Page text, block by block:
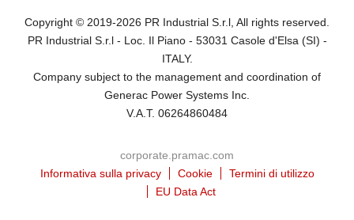
Copyright © 2019-2026 PR Industrial S.r.l, All rights reserved.
PR Industrial S.r.l - Loc. Il Piano - 53031 Casole d'Elsa (SI) -
ITALY.
Company subject to the management and coordination of
Generac Power Systems Inc.
V.A.T. 06264860484
corporate.pramac.com
Informativa sulla privacy
Cookie
Termini di utilizzo
EU Data Act